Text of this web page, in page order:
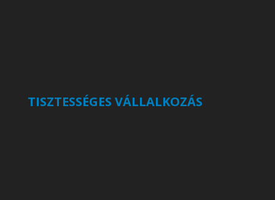
TISZTESSÉGES VÁLLALKOZÁS